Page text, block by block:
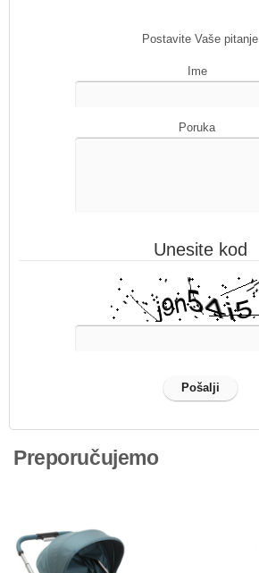
Postavite Vaše pitanje
Ime
Poruka
Unesite kod
Preporučujemo